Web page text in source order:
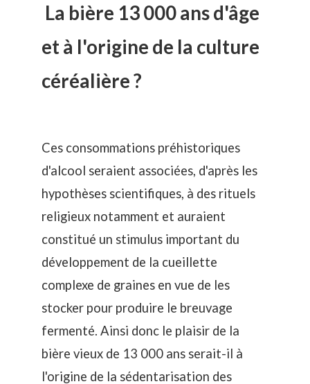
La bière 13 000 ans d'âge
et à l'origine de la culture
céréalière ?
Ces consommations préhistoriques
d'alcool seraient associées, d'après les
hypothèses scientifiques, à des rituels
religieux notamment et auraient
constitué un stimulus important du
développement de la cueillette
complexe de graines en vue de les
stocker pour produire le breuvage
fermenté. Ainsi donc le plaisir de la
bière vieux de 13 000 ans serait-il à
l'origine de la sédentarisation des